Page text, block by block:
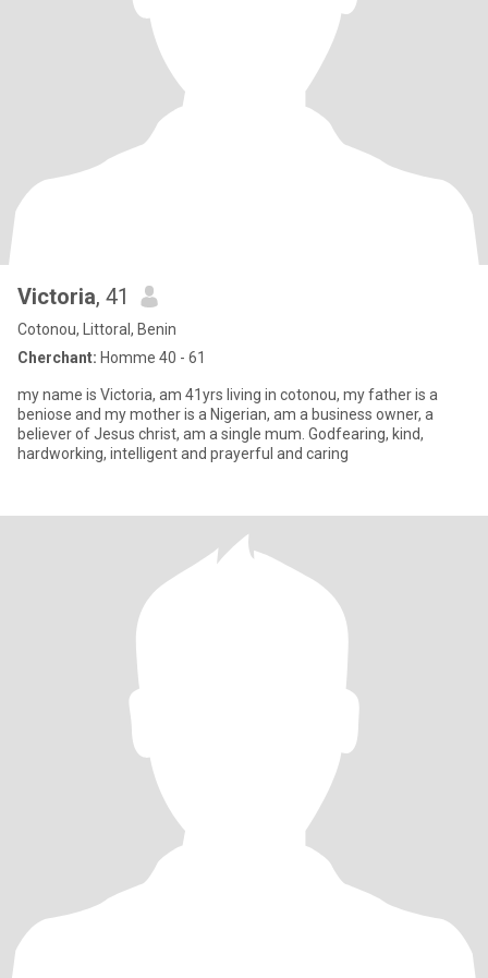
Victoria, 41
Cotonou, Littoral, Benin
Cherchant: Homme 40 - 61
my name is Victoria, am 41yrs living in cotonou, my father is a
beniose and my mother is a Nigerian, am a business owner, a
believer of Jesus christ, am a single mum. Godfearing, kind,
hardworking, intelligent and prayerful and caring